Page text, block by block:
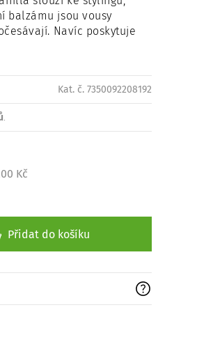
balzámu jsou vousy
Navíc poskytuje
Kat. č. 7350092208192
.
Kč
Přidat do košíku